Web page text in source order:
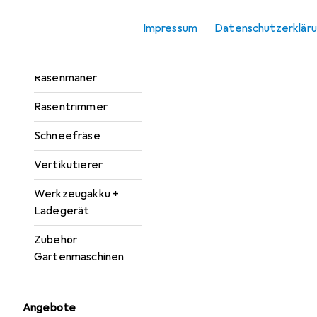
Impressum
Rasenmäher
Rasentrimmer
Schneefräse
Vertikutierer
Werkzeugakku +
Ladegerät
Zubehör
Gartenmaschinen
Angebote